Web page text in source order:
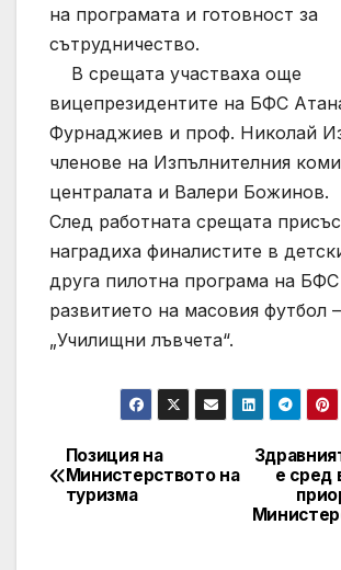
на програмата и готовност за
сътрудничество.
В срещата участваха още
вицепрезидентите на БФС
Фурнаджиев и проф. Николай
членове на Изпълнителния
централата и Валери Божинов.
След работната срещата
наградиха финалистите в
друга пилотна програма на БФС
развитието на масовия футбол –
„Училищни лъвчета“.
Post
navigation
е сред
Позиция на
Министерството на
туризма